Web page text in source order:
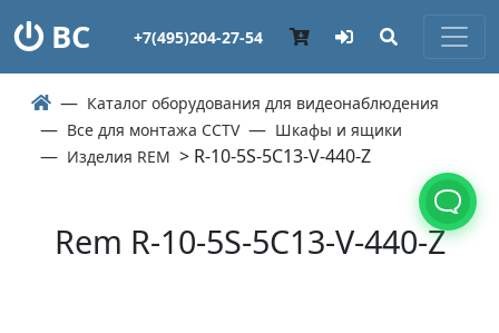
ВС +7(495)204-27-54
Каталог оборудования для видеонаблюдения
Все для монтажа CCTV
Шкафы и ящики
Изделия REM > R-10-5S-5C13-V-440-Z
Rem R-10-5S-5C13-V-440-Z